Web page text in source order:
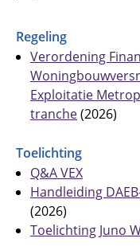
Regeling
Verordening
Exploitatie
tranche(2026)
Toelichting
Q&A VEX
Handleiding
(2026)
Toelichting Juno